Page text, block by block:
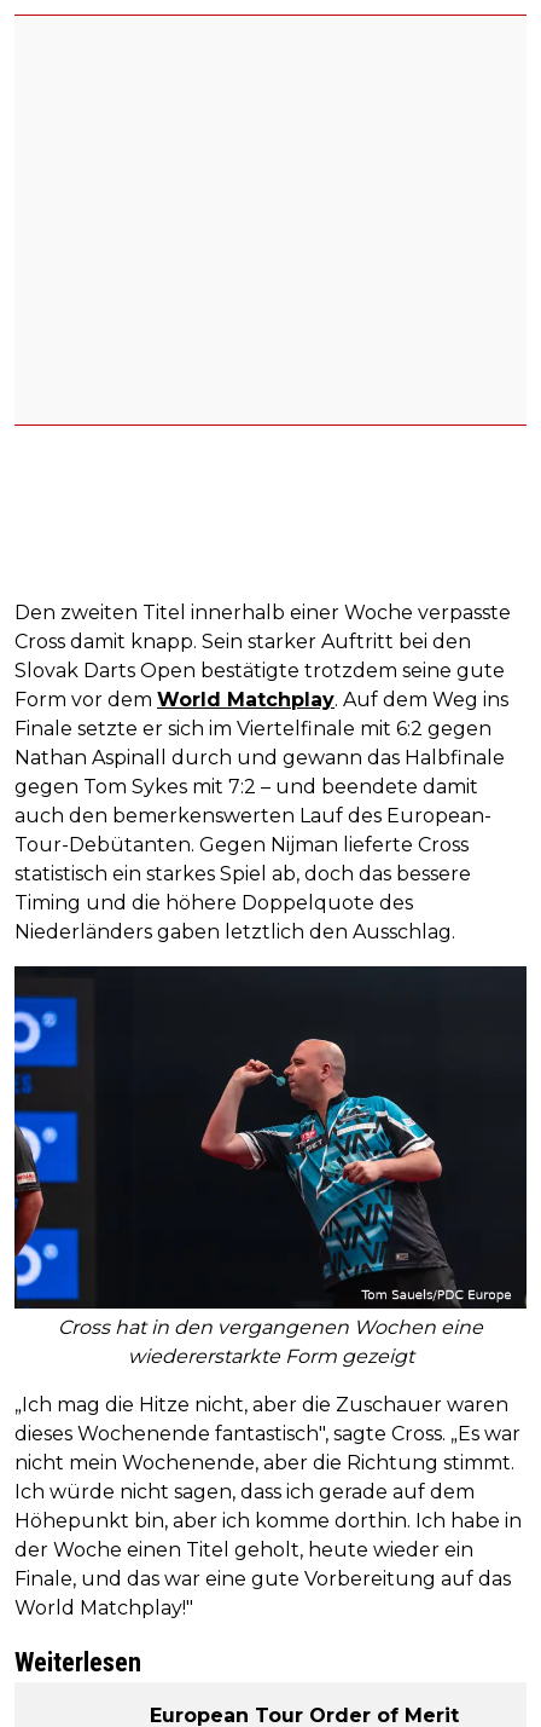
Den zweiten Titel innerhalb einer Woche verpasste
Cross damit knapp. Sein starker Auftritt bei den
Slovak Darts Open bestätigte trotzdem seine gute
Form vor dem World Matchplay. Auf dem Weg ins
Finale setzte er sich im Viertelfinale mit 6:2 gegen
Nathan Aspinall durch und gewann das Halbfinale
gegen Tom Sykes mit 7:2 – und beendete damit
auch den bemerkenswerten Lauf des European-
Tour-Debütanten. Gegen Nijman lieferte Cross
statistisch ein starkes Spiel ab, doch das bessere
Timing und die höhere Doppelquote des
Niederländers gaben letztlich den Ausschlag.
Cross hat in den vergangenen Wochen eine
wiedererstarkte Form gezeigt
„Ich mag die Hitze nicht, aber die Zuschauer waren
dieses Wochenende fantastisch", sagte Cross. „Es war
nicht mein Wochenende, aber die Richtung stimmt.
Ich würde nicht sagen, dass ich gerade auf dem
Höhepunkt bin, aber ich komme dorthin. Ich habe in
der Woche einen Titel geholt, heute wieder ein
Finale, und das war eine gute Vorbereitung auf das
World Matchplay!"
Weiterlesen
European Tour Order of Merit